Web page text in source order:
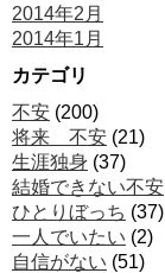
2014年2月
2014年1月
カテゴリ
不安 (200)
将来 不安 (21)
生涯独身 (37)
結婚できない不安
ひとりぼっち (37)
一人でいたい (2)
自信がない (51)